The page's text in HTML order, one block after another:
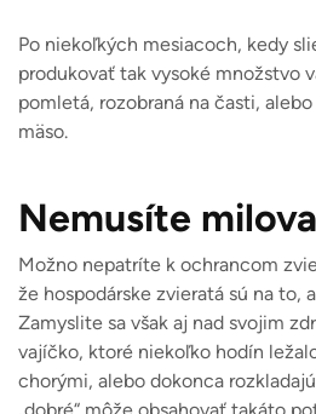
Po niekoľkých mesiacoch, kedy
produkovať tak vysoké množstvo
pomletá, rozobraná na časti,
mäso.
Nemusíte
Možno nepatríte k ochrancom
že hospodárske zvieratá sú na to,
Zamyslite sa však aj nad svojim
vajíčko, ktoré niekoľko hodín
chorými, alebo dokonca